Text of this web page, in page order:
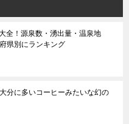
全！源泉数・湧出量・温泉地
県別にランキング
分に多いコーヒーみたいな幻の